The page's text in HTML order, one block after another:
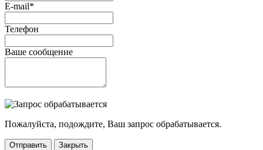
E-mail*
Телефон
Ваше сообщение
Пожалуйста, подождите, Ваш запрос обрабатывается.
Отправить
Закрыть